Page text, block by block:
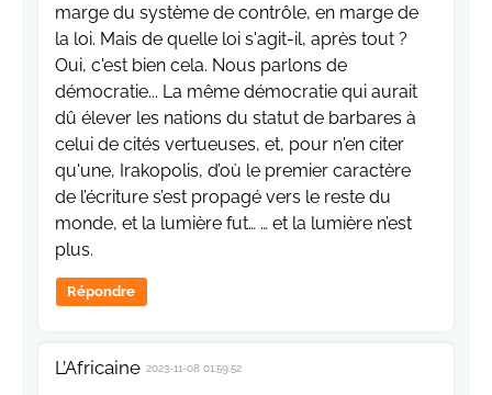
marge du système de contrôle, en marge de
la loi. Mais de quelle loi s'agit-il, après tout ?
Oui, c'est bien cela. Nous parlons de
démocratie... La même démocratie qui aurait
dû élever les nations du statut de barbares à
celui de cités vertueuses, et, pour n'en citer
qu'une, Irakopolis, d’où le premier caractère
de l’écriture s’est propagé vers le reste du
monde, et la lumière fut… … et la lumière n’est
plus.
Répondre
L’Africaine 2023-11-08 01:59:52